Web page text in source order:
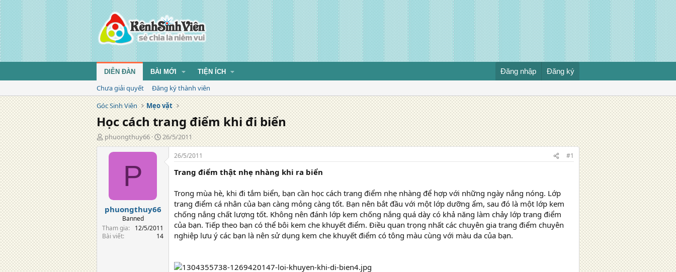
DIỄN ĐÀN BÀI MỚI TIỆN ÍCH Đăng nhập Đăng ký
Chưa giải quyết
Đăng ký thành viên
Góc Sinh Viên
Mẹo vặt
Học cách trang điểm khi đi biển
T
á
phuongthuy66
N
g
y
26/5/2011
P
phuongthuy66
Banned
Tham gia
12/5/2011
Bài viết
14
26/5/2011 #1
Trang điểm thật nhẹ nhàng khi ra biển
Trong mùa hè, khi đi tắm biển, bạn cần học cách trang điểm nhẹ nhàng để hợp với những ngày nắng nóng. Lớp
trang điểm cá nhân của bạn càng mỏng càng tốt. Bạn nên bắt đầu với một lớp dưỡng ẩm, sau đó là một lớp kem
chống nắng chất lượng tốt. Không nên đánh lớp kem chống nắng quá dày có khả năng làm chảy lớp trang điểm
của bạn. Tiếp theo bạn có thể bôi kem che khuyết điểm. Điều quan trọng nhất các chuyên gia trang điểm chuyên
nghiệp lưu ý các bạn là nên sử dụng kem che khuyết điểm có tông màu cùng với màu da của bạn.